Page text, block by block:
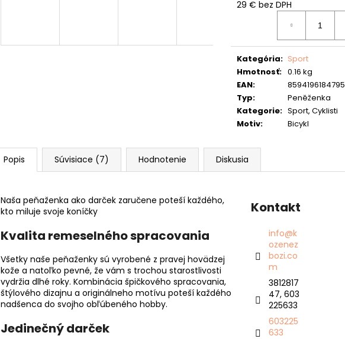
29 € bez DPH
Jednotková
Kategória: Sport
Hmotnosť: 0.16 kg
EAN:
8594196184795
Typ:
Peněženka
Kategorie: Sport, Cyklisti
Motiv: Bicykl
Popis Súvisiace (7) Hodnotenie Diskusia
Naša peňaženka ako darček zaručene poteší každého,
kto miluje svoje koníčky
Kvalita remeselného spracovania
Všetky naše peňaženky sú vyrobené z pravej hovädzej
kože a natoľko pevné, že vám s trochou starostlivosti
vydržia dlhé roky. Kombinácia špičkového spracovania,
štýlového dizajnu a originálneho motívu poteší každého
nadšenca do svojho obľúbeného hobby.
Jedinečný darček
Kontakt
info@k
ozenez
bozi.co
m
3812817
47, 603
225633
603225
633